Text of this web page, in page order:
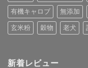
有機キャロブ 無添加
玄米粉 穀物 老犬
新着レビュー